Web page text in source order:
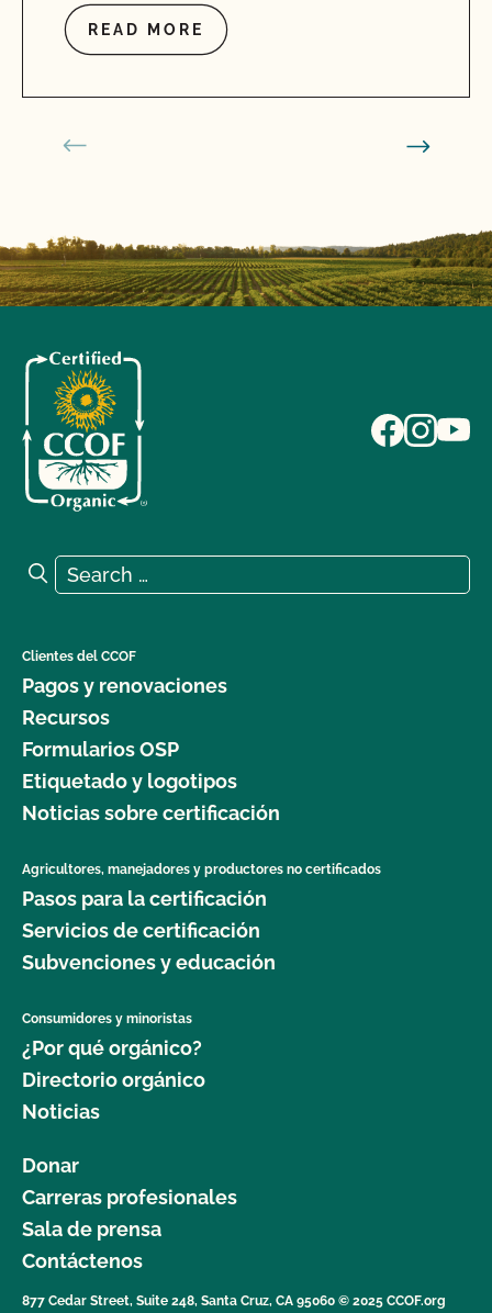
READ MORE
Search for:
Search
Clientes del CCOF
Pagos y renovaciones
Recursos
Formularios OSP
Etiquetado y logotipos
Noticias sobre certificación
Agricultores, manejadores y productores no certificados
Pasos para la certificación
Servicios de certificación
Subvenciones y educación
Consumidores y minoristas
¿Por qué orgánico?
Directorio orgánico
Noticias
Donar
Carreras profesionales
Sala de prensa
Contáctenos
877 Cedar Street, Suite 248, Santa Cruz, CA 95060 © 2025 CCOF.org